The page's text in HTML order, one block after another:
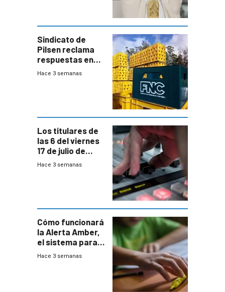
Sindicato de
Pilsen reclama
respuestas en
medio de
Hace 3 semanas
Los titulares de
las 6 del viernes
17 de julio de
2026
Hace 3 semanas
Cómo funcionará
la Alerta Amber,
el sistema para
la búsqueda
Hace 3 semanas